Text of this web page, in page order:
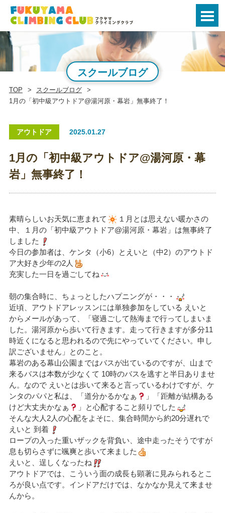
スクールブログ
TOP
スクールブログ
1月の「初中級アウトドア@湯河原・幕岩」無事終了！
アウトドア 2025.01.27
1月の「初中級アウトドア@湯河原・幕
岩」無事終了！
素晴らしいお天気に恵まれて
１月とは思えない暖かさの
中、１月の「初中級アウトドア@湯河原・幕岩」は無事終了
しました
今日の参加者は、ケンタ（小6）とえいと（中2）のアウトド
ア大好き少年の2人
充実した一日を過ごしてね
朝の集合時に、ちょっとしたハプニングが・・・
近頃、アウトドアレッスンには単独参加をしている えいと
からメールがあって、「寝過ごして熱海まで行ってしまいま
した。湯河原から歩いて行きます。走って行きますが多分11
時近くになると思われるので先にやっていてください。申し
訳ございません」とのこと。
幕岩のある幕山公園まではバスが出ているのですが、山まで
来るバスは本数が少なくて 10時のバスを逃すと半日ありませ
ん。なので えいとは歩いて来ると言っているわけですが、ケ
ンタのパパと私は、「道分かるかなぁ
」「距離が結構ある
けど大丈夫かなぁ
」と心配すること頻りでした
そんな大人2人の心配をよそに、集合時間から約20分遅れで
えいと 到着
ロープの入った重いザックを背負い、途中走ったそうですが
息も切らさずに颯爽と歩いて来ました
えいと、逞しくなったね
アウトドアでは、こういう面の成長も顕著に見みられるとこ
ろが良い点です。インドアだけでは、なかなか見えて来ませ
んから。